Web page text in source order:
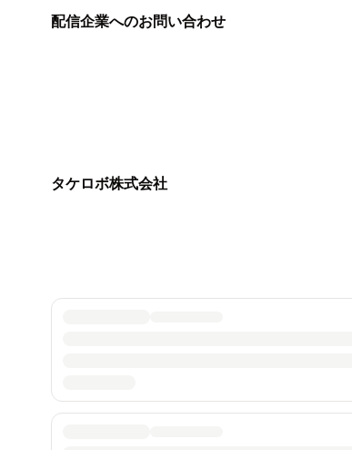
配信企業へのお問い合わせ
タケロボ株式会社